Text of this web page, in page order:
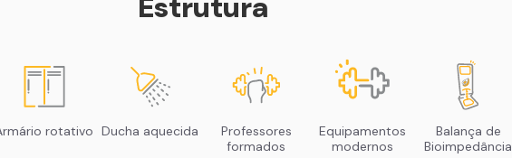
rotativo Ducha aquecida
Professores
formados
Equipamentos
modernos
Balança de
Bioimpedância